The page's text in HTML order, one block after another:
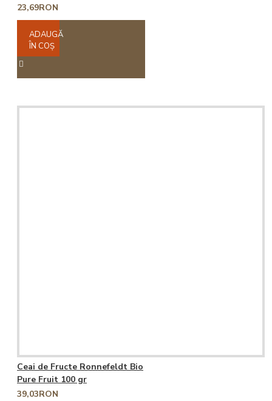
23,69RON
ADAUGĂ
ÎN COŞ
Ceai de Fructe Ronnefeldt Bio
Pure Fruit 100 gr
39,03RON